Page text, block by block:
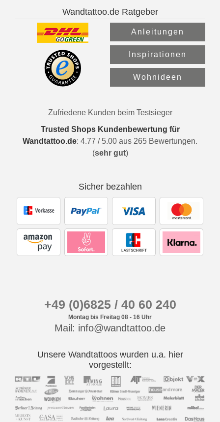
Wandtattoo.de Ratgeber
Anleitungen
Inspirationen
Wohnideen
Zufriedene Kunden beim Testsieger
Trusted Shops Kundenbewertung für
Wandtattoo.de: 4.77 / 5.00 aus 265 Bewertungen.
(sehr gut)
Sicher bezahlen
+49 (0)6825 / 40 60 240
Montag bis Freitag 08 - 16 Uhr
Mail: info@wandtattoo.de
Unsere Wandtattoos wurden u.a. hier
vorgestellt: